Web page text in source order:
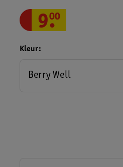
9.
00
Kleur
Berry Well